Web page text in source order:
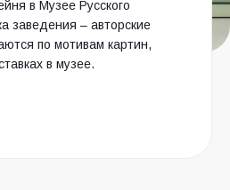
в Музее Русского
заведения – авторские
по мотивам картин,
в музее.